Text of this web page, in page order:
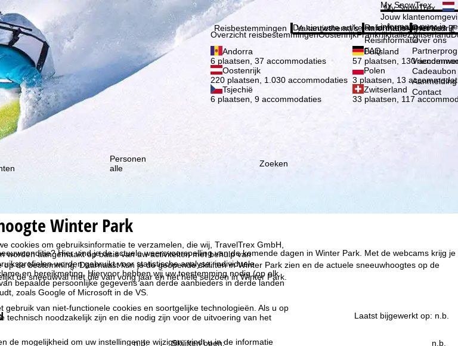
cookies om gebruiksinformatie te verzamelen, die wij, TravelTrex GmbH,
worden aangemaakt op basis van uw activiteiten met behulp van
worden gebruikt voor statistische analyse, individuele
en bereikmeting. Hiervoor hebben wij uw toestemming nodig (op elk
bepaalde persoonlijke gegevens aan derde aanbieders in derde landen
zoals Google of Microsoft in de VS.
gebruik van niet-functionele cookies en soortgelijke technologieën. Als u op
technisch noodzakelijk zijn en die nodig zijn voor de uitvoering van het
de mogelijkheid om uw instellingen te wijzigen, vindt u in de informatie
My SnowTrex
My SnowTrex
Jouw
informatie over je
Reisbestemmingen
Overzicht reisbestemmingenOostenrijkFrankrijkItaliëZwitserland
Andorra
6 plaatsen, 37 accommodaties
Duitsland
57 plaatsen, 130
Oostenrijk
220 plaatsen, 1.030 accommodaties
Polen
3 plaatsen, 13
Tsjechië
6 plaatsen, 9 accommodaties
Zwitserland
33 plaatsen, 117
Vakantiethema's
De nieuwste artikelen in ons magazine
Informatie
Reisinformatie
Reisinformatie
FAQ
Het bedrijf
Over ons
Over ons
Cadeaubon
Contact
Personen
alle
Zoeken
Winter Park
Hier vind je de actuele weersvoorspelling van de komende dagen in Winter Park. Met de webcams krijg je
de bestemming. Daarnaast kun je de geopende skiliften in Winter Park zien en de actuele sneeuwhoogtes op de
de sneeuwval met die van vorig jaar en het hele seizoen in Winter Park.
Laatst bijgewerkt op: n.b.
n.b. Skiliften open: n.b.